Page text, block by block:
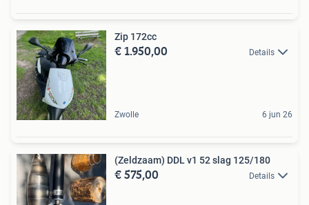
Zip 172cc
€ 1.950,00 Details
Zwolle 6 jun 26
(Zeldzaam) DDL v1 52 slag 125/180
€ 575,00 Details